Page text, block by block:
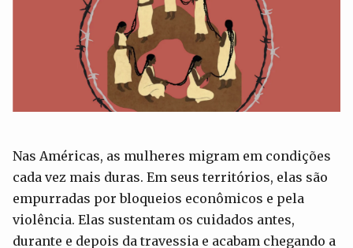
Nas Américas, as mulheres migram em condições
cada vez mais duras. Em seus territórios, elas são
empurradas por bloqueios econômicos e pela
violência. Elas sustentam os cuidados antes,
durante e depois da travessia e acabam chegando a